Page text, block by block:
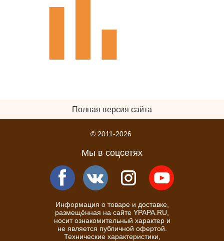
Полная версия сайта
© 2011-2026
Мы в соцсетях
Информация о товаре и доставке,
размещённая на сайте YPAPA.RU,
носит ознакомительный характер и
не является публичной офертой.
Технические характеристики,